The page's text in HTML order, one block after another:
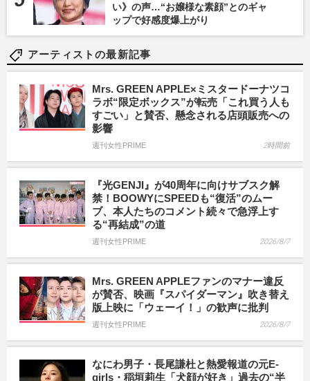
い》の声…“お嬢様な素顔”とのギャ
ップで好感度爆上がり
アーティストの最新記事
Mrs. GREEN APPLE×ミスタードーナツコ
ラボ“限定ボックス”が転売「これ買う人も
すごい」と賛否、懸念される店頭販売への
影響
週刊女性PRIME 2時間前
『光GENJI』が40周年に向けサブスク解
禁！BOOWYにSPEEDも“復活”のムー
ブ、本人たちのコメント続々で急浮上す
る“再結成”の道
週刊女性PRIME 2026/8/7
Mrs. GREEN APPLEファンのマナー違反
が賛否、映画『スパイダーマン』吹き替え
版上映に「ウェーイ！」の歓声に批判
週刊女性PRIME 2026/8/7
なにわ男子・長尾謙杜と熱愛報道の元E-
girls・稲垣莉生「犬顔が好き」過去の“半